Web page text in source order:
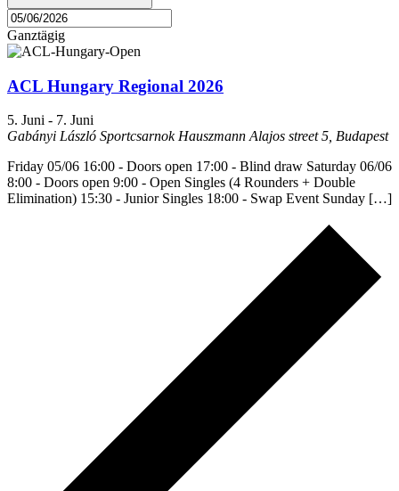
Ganztägig
ACL Hungary Regional 2026
5. Juni - 7. Juni
Gabányi László Sportcsarnok Hauszmann Alajos street 5, Budapest
Friday 05/06 16:00 - Doors open 17:00 - Blind draw Saturday 06/06
8:00 - Doors open 9:00 - Open Singles (4 Rounders + Double
Elimination) 15:30 - Junior Singles 18:00 - Swap Event Sunday […]